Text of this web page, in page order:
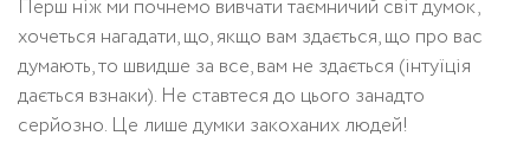
Перш ніж ми почнемо вивчати таємничий світ думок,
хочеться нагадати, що, якщо вам здається, що про вас
думають, то швидше за все, вам не здається (інтуїція
дається взнаки). Не ставтеся до цього занадто
серйозно. Це лише думки закоханих людей!